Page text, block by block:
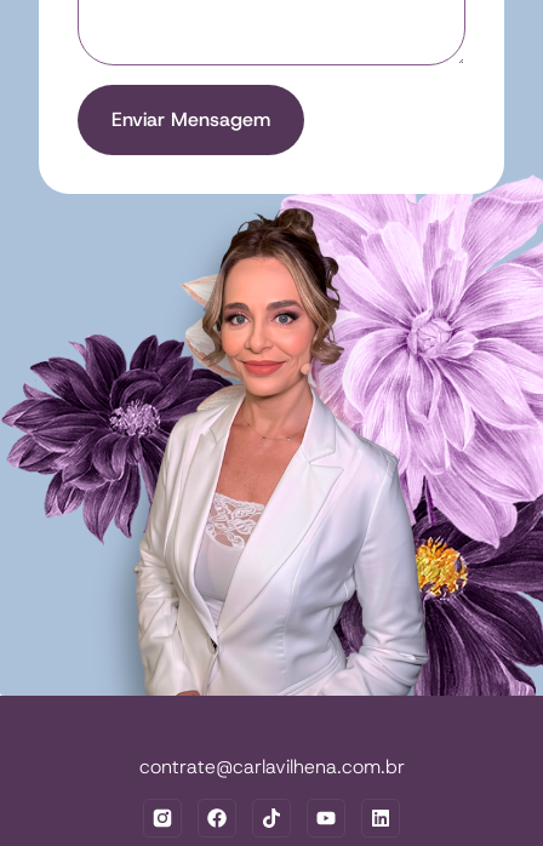
Enviar Mensagem
contrate@carlavilhena.com.br